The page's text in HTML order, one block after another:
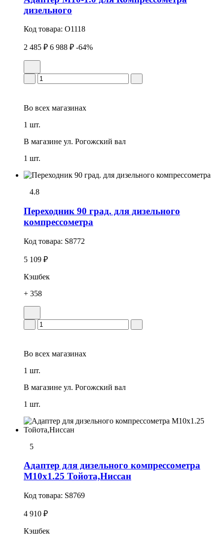
дизельного
Код товара: O1118
2 485 ₽ 6 988 ₽ -64%
Во всех магазинах
1 шт.
В магазине ул. Рогожский вал
1 шт.
4.8
Переходник 90 град. для дизельного
компрессометра
Код товара: S8772
5 109 ₽
Кэшбек
+ 358
Во всех магазинах
1 шт.
В магазине ул. Рогожский вал
1 шт.
5
Адаптер для дизельного компрессометра
M10x1.25 Тойота,Ниссан
Код товара: S8769
4 910 ₽
Кэшбек